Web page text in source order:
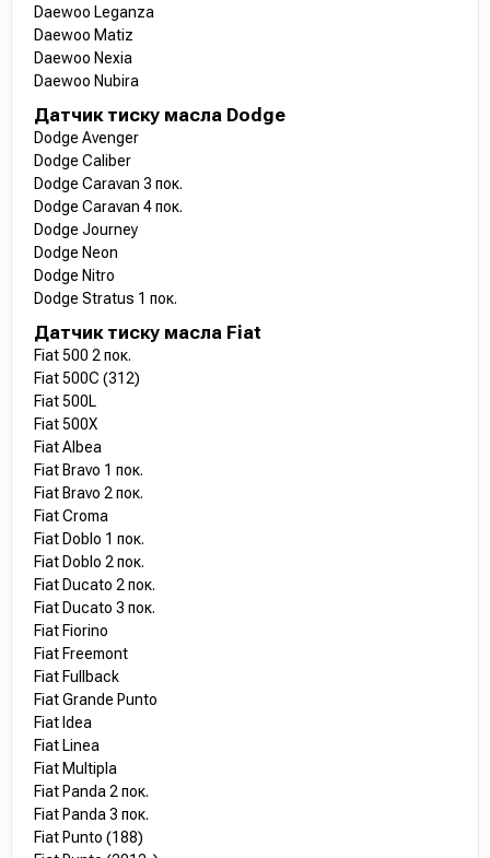
Daewoo Leganza
Daewoo Matiz
Daewoo Nexia
Daewoo Nubira
Датчик тиску масла Dodge
Dodge Avenger
Dodge Caliber
Dodge Caravan 3 пок.
Dodge Caravan 4 пок.
Dodge Journey
Dodge Neon
Dodge Nitro
Dodge Stratus 1 пок.
Датчик тиску масла Fiat
Fiat 500 2 пок.
Fiat 500C (312)
Fiat 500L
Fiat 500X
Fiat Albea
Fiat Bravo 1 пок.
Fiat Bravo 2 пок.
Fiat Croma
Fiat Doblo 1 пок.
Fiat Doblo 2 пок.
Fiat Ducato 2 пок.
Fiat Ducato 3 пок.
Fiat Fiorino
Fiat Freemont
Fiat Fullback
Fiat Grande Punto
Fiat Idea
Fiat Linea
Fiat Multipla
Fiat Panda 2 пок.
Fiat Panda 3 пок.
Fiat Punto (188)